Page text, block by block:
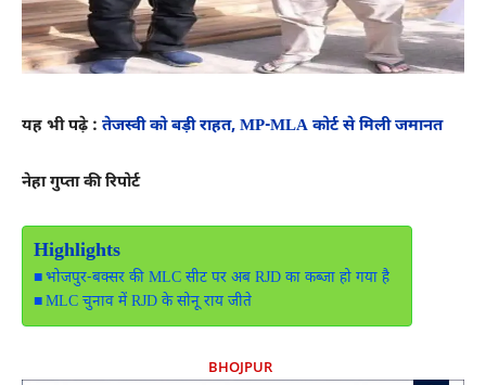
यह भी पढ़े : तेजस्वी को बड़ी राहत, MP-MLA कोर्ट से मिली जमानत
नेहा गुप्ता की रिपोर्ट
Highlights
भोजपुर-बक्सर की MLC सीट पर अब RJD का कब्जा हो गया है
MLC चुनाव में RJD के सोनू राय जीते
BHOJPUR